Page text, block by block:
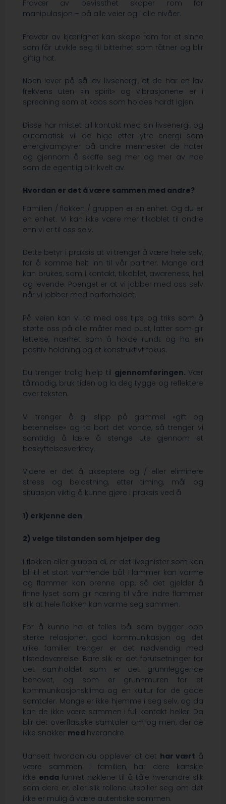
Fravær av bevissthet skaper rom for
manipulasjon – på alle veier og i alle nivåer.
Fravær av kjærlighet kan skape rom for et sinne
som får utvikle seg til bitterhet som råtner og blir
giftig hat.
Noen lever på så lav livsenergi, at de har en lav
frekvens uten «in spirit» og vibrasjonene er i
spredning som et kaos som holdes hardt igjen.
Disse har mistet all kontakt med sin livsenergi, og
automatisk vil de hige etter ytre energi som
energivampyrer på andre mennesker de hater
og gjennom å skaffe seg mer og mer av noe
som de egentlig blir kvelt av.
Hvordan er det å være sammen med andre?
Familien / flokken / gruppen er en enhet. Og du er
en enhet. Vi kan ikke være mer tilkoblet til andre
enn vi er til oss selv.
Dette betyr i praksis at vi trenger å være hele selv,
for å komme helt inn til vår partner. Mange ord
kan brukes, som i kontakt, tilkoblet, awareness, hel
og levende. Poenget er at vi jobber med oss selv
når vi jobber med parforholdet.
På veien kan vi ta med oss tips og triks som å
støtte oss på alle måter med pust, latter som gir
lettelse, nærhet som å holde rundt og ha en
positiv holdning og et konstruktivt fokus.
Du trenger trolig hjelp til gjennomføringen. Vær
tålmodig, bruk tiden og la deg tygge og reflektere
over teksten.
Vi trenger å gi slipp på gammel «gift og
betennelse» og ta bort det vonde, så trenger vi
samtidig å lære å stenge ute gjennom et
beskyttelsesverktøy.
Videre er det å akseptere og / eller eliminere
stress og belastning, etter timing, mål og
situasjon viktig å kunne gjøre i praksis ved å
1) erkjenne den
2) velge tilstanden som hjelper deg
I flokken eller gruppa di, er det livsgnister som kan
bli til et stort varmende bål. Flammer kan varme
og flammer kan brenne opp, så det gjelder å
finne lyset som gir næring til våre indre flammer
slik at hele flokken kan varme seg sammen.
For å kunne ha et felles bål som bygger opp
sterke relasjoner, god kommunikasjon og det
ulike familier trenger er det nødvendig med
tilstedeværelse. Bare slik er det forutsetninger for
det samholdet som er det grunnleggende
behovet, og som er grunnmuren for et
kommunikasjonsklima og en kultur for de gode
samtaler. Mange er ikke hjemme i seg selv, og da
kan de ikke være sammen i full kontakt heller. Da
blir det overflasiske samtaler om og men, der de
ikke snakker med hverandre.
Uansett hvordan du opplever at det har vært å
være sammen i familien, har dere kanskje
ikke endafunnet nøklene til å tåle hverandre slik
som dere er, eller slik rollene utspiller seg om det
ikke er mulig å være autentiske sammen.